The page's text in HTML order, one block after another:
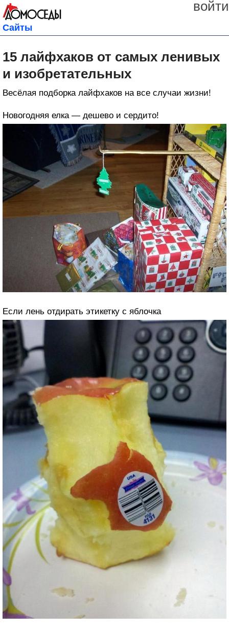
войти
Сайты
15 лайфхаков от самых ленивых
и изобретательных
Весёлая подборка лайфхаков на все случаи жизни!
Новогодняя елка — дешево и сердито!
Если лень отдирать этикетку с яблочка